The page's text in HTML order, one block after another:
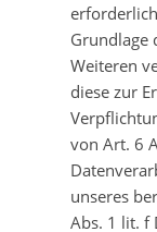
Grundlage
Weiteren
diese zur
von Art. 6
unseres
Abs. 1 lit. f